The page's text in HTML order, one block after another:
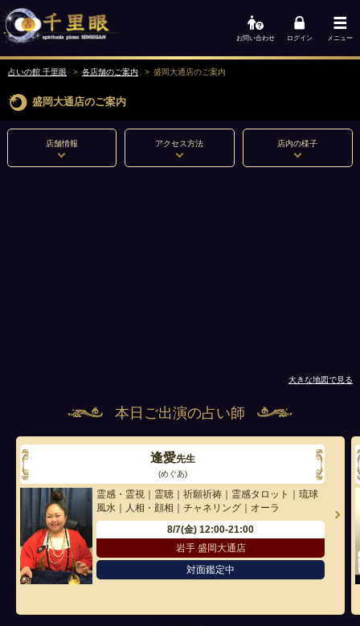
お問い合わせ ログイン メニュー
占いの館 千里眼 各店舗のご案内 盛岡大通店のご案内
盛岡大通店のご案内
店舗情報 アクセス方法 店内の様子
大きな地図で見る
本日ご出演の占い師
逢愛先生
(めぐあ)
霊感・霊視｜霊聴｜祈願祈祷｜霊感タロット｜琉球
風水｜人相・顔相｜チャネリング｜オーラ
8/7(金)12:00-21:00
岩手 盛岡大通店
対面鑑定中